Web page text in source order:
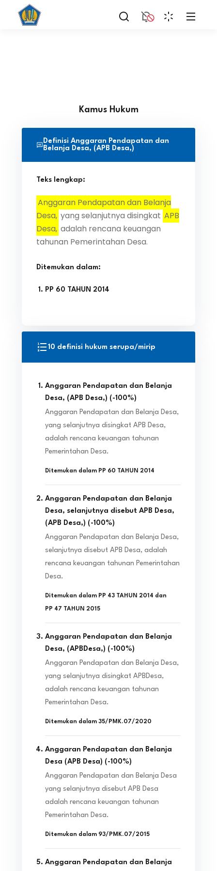
Kamus Hukum
Definisi Anggaran Pendapatan dan
Belanja Desa, (APB Desa,)
Teks lengkap:
Anggaran Pendapatan dan Belanja
Desa, yang selanjutnya disingkat APB
Desa, adalah rencana keuangan
tahunan Pemerintahan Desa.
Ditemukan dalam:
PP 60 TAHUN 2014
10 definisi hukum serupa/mirip
Anggaran Pendapatan dan Belanja
Desa, (APB Desa,) ( -100%)
Anggaran Pendapatan dan Belanja Desa,
yang selanjutnya disingkat APB Desa,
adalah rencana keuangan tahunan
Pemerintahan Desa.
Ditemukan dalam PP 60 TAHUN 2014
Anggaran Pendapatan dan Belanja
Desa, selanjutnya disebut APB Desa,
(APB Desa,) ( -100%)
Anggaran Pendapatan dan Belanja Desa,
selanjutnya disebut APB Desa, adalah
rencana keuangan tahunan Pemerintahan
Desa.
Ditemukan dalam PP 43 TAHUN 2014 dan
PP 47 TAHUN 2015
Anggaran Pendapatan dan Belanja
Desa, (APBDesa,) ( -100%)
Anggaran Pendapatan dan Belanja Desa,
yang selanjutnya disingkat APBDesa,
adalah rencana keuangan tahunan
Pemerintahan Desa.
Ditemukan dalam 35/PMK.07/2020
Anggaran Pendapatan dan Belanja
Desa (APB Desa) ( -100%)
Anggaran Pendapatan dan Belanja Desa
yang selanjutnya disebut APB Desa
adalah rencana keuangan tahunan
Pemerintahan Desa.
Ditemukan dalam 93/PMK.07/2015
Anggaran Pendapatan dan Belanja